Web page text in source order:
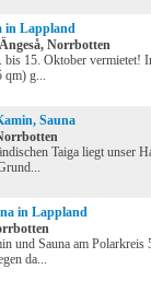
in Lappland
Norrbotten
bis 15. Oktober vermietet!
qm) g...
Sauna
Taiga liegt unser
in Lappland
und Sauna am Polarkreis
da...